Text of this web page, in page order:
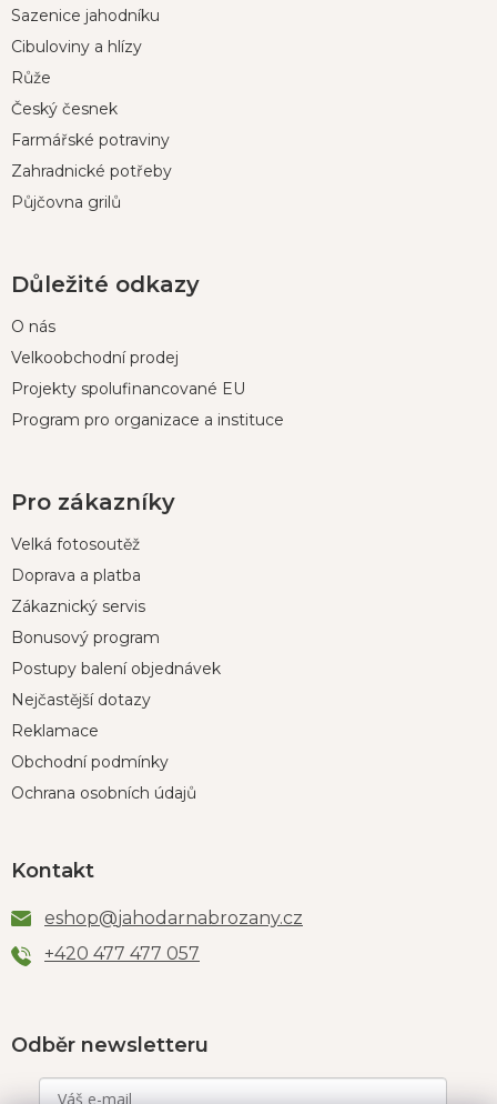
aSazenice jahodníku
Cibuloviny a hlízy
Růže
Český česnek
Farmářské potraviny
Zahradnické potřeby
Půjčovna grilů
Důležité odkazy
O nás
Velkoobchodní prodej
Projekty spolufinancované EU
Program pro organizace a instituce
Pro zákazníky
Velká fotosoutěž
Doprava a platba
Zákaznický servis
Bonusový program
Postupy balení objednávek
Nejčastější dotazy
Reklamace
Obchodní podmínky
Ochrana osobních údajů
Kontakt
eshop@jahodarnabrozany.cz
+420 477 477 057
Odběr newsletteru